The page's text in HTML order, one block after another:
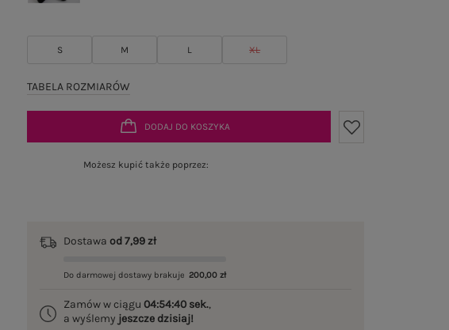
S M L XL
TABELA ROZMIARÓW
DODAJ DO KOSZYKA
Możesz kupić także poprzez:
Dostawaod 7,99 zł
Do darmowej dostawy brakuje 200,00 zł
Zamów w ciągu04:54:40 sek.,
a wyślemy jeszcze dzisiaj!